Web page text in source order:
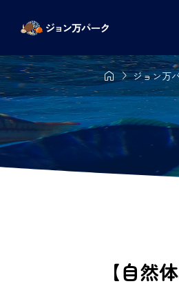
ジョン万
【自然